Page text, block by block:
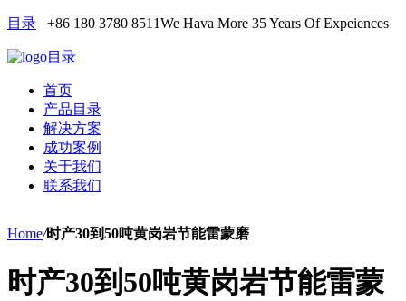
目录 +86 180 3780 8511We Hava More 35 Years Of Expeiences
目录
首页
产品目录
解决方案
成功案例
关于我们
联系我们
Home/时产30到50吨黄岗岩节能雷蒙磨
时产30到50吨黄岗岩节能雷蒙